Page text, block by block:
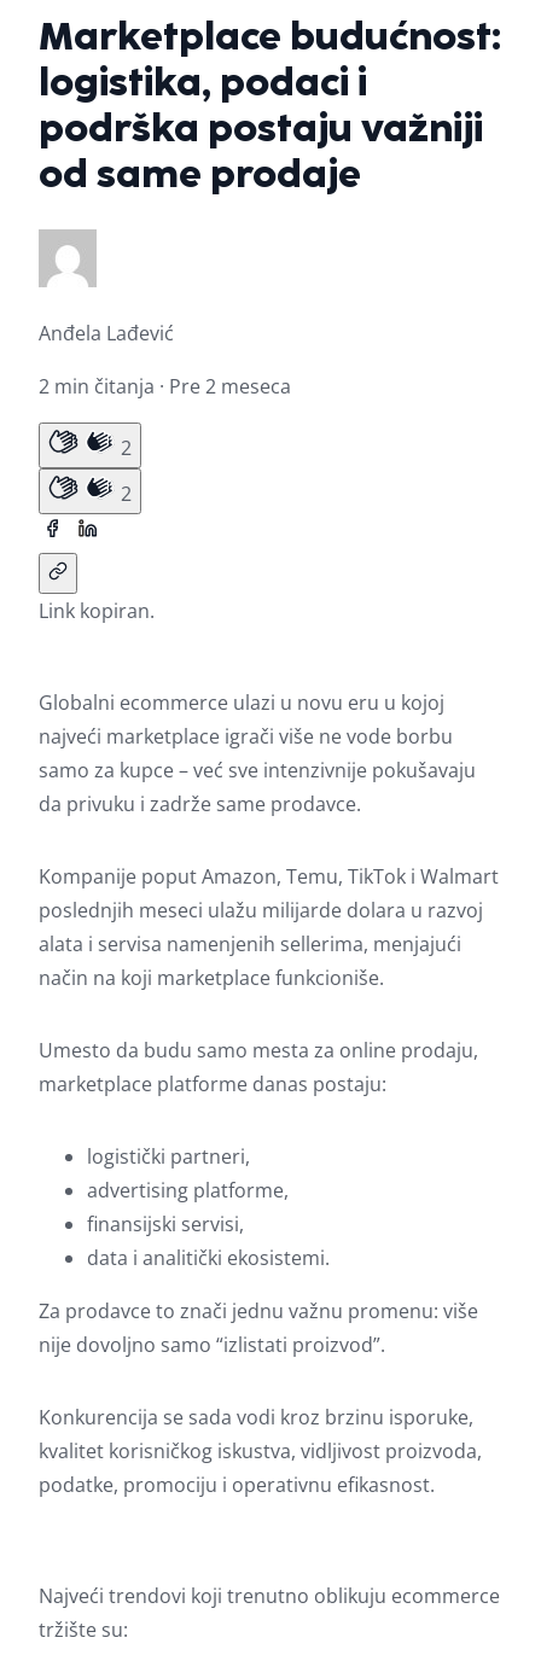
Marketplace budućnost:
logistika, podaci i
podrška postaju važniji
od same prodaje
Anđela Lađević
2 min čitanja · Pre 2 meseca
2
2
Link kopiran.
Globalni ecommerce ulazi u novu eru u kojoj
najveći marketplace igrači više ne vode borbu
samo za kupce – već sve intenzivnije pokušavaju
da privuku i zadrže same prodavce.
Kompanije poput Amazon, Temu, TikTok i Walmart
poslednjih meseci ulažu milijarde dolara u razvoj
alata i servisa namenjenih sellerima, menjajući
način na koji marketplace funkcioniše.
Umesto da budu samo mesta za online prodaju,
marketplace platforme danas postaju:
logistički partneri,
advertising platforme,
finansijski servisi,
data i analitički ekosistemi.
Za prodavce to znači jednu važnu promenu: više
nije dovoljno samo “izlistati proizvod”.
Konkurencija se sada vodi kroz brzinu isporuke,
kvalitet korisničkog iskustva, vidljivost proizvoda,
podatke, promociju i operativnu efikasnost.
Najveći trendovi koji trenutno oblikuju ecommerce
tržište su: